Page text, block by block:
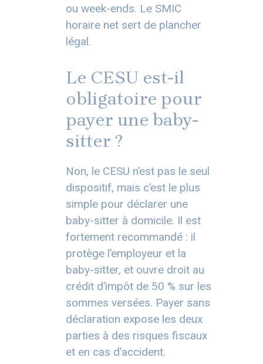
ou week-ends. Le SMIC
horaire net sert de plancher
légal.
Le CESU est-il
obligatoire pour
payer une baby-
sitter ?
Non, le CESU n’est pas le seul
dispositif, mais c’est le plus
simple pour déclarer une
baby-sitter à domicile. Il est
fortement recommandé : il
protège l’employeur et la
baby-sitter, et ouvre droit au
crédit d’impôt de 50 % sur les
sommes versées. Payer sans
déclaration expose les deux
parties à des risques fiscaux
et en cas d’accident.